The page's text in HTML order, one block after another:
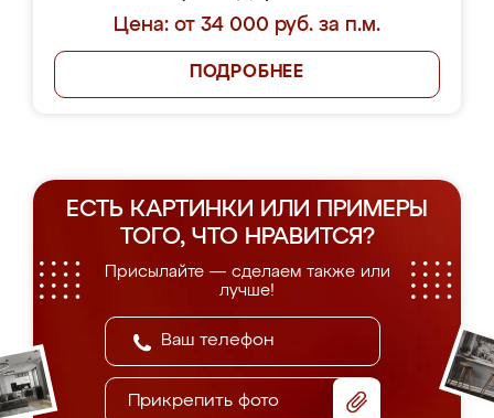
Цена: от 34 000 руб. за п.м.
ПОДРОБНЕЕ
ЕСТЬ КАРТИНКИ ИЛИ ПРИМЕРЫ
ТОГО, ЧТО НРАВИТСЯ?
Присылайте — сделаем также или
лучше!
Прикрепить фото